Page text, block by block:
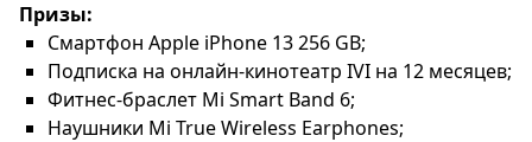
Призы:
Смартфон Apple iPhone 13 256 GB;
Подписка на онлайн-кинотеатр IVI на 12 месяцев;
Фитнес-браслет Mi Smart Band 6;
Наушники Mi True Wireless Earphones;